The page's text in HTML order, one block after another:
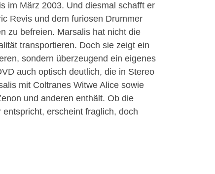
im März 2003. Und diesmal schafft er
Revis und dem furiosen Drummer
zu befreien. Marsalis hat nicht die
transportieren. Doch sie zeigt ein
sondern überzeugend ein eigenes
auch optisch deutlich, die in Stereo
mit Coltranes Witwe Alice sowie
und anderen enthält. Ob die
erscheint fraglich, doch